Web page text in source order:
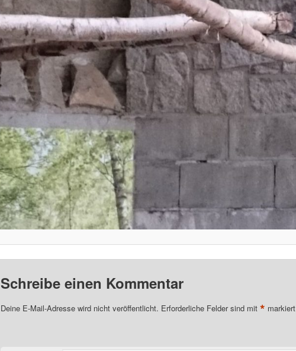
Schreibe einen Kommentar
Deine E-Mail-Adresse wird nicht veröffentlicht. Erforderliche Felder sind mit * markiert